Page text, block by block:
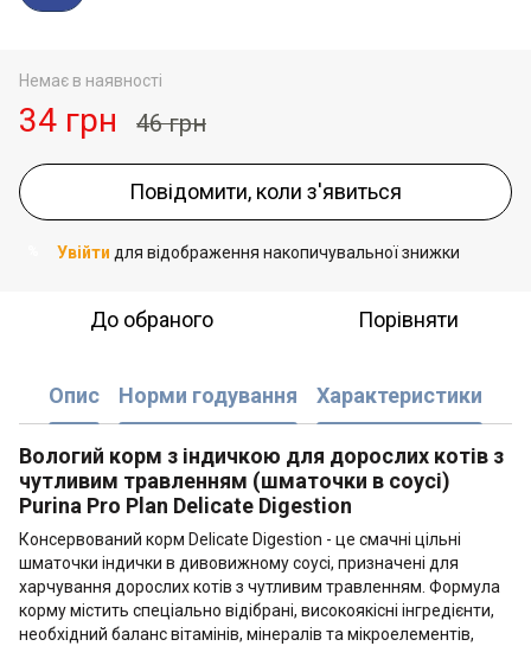
Немає в наявності
34 грн 46 грн
Повідомити, коли з'явиться
Увійти для відображення накопичувальної знижки
До обраного Порівняти
Опис Норми годування Характеристики
Вологий корм з індичкою для дорослих котів з
чутливим травленням (шматочки в соусі)
Purina Pro Plan Delicate Digestion
Консервований корм Delicate Digestion - це смачні цільні
шматочки індички в дивовижному соусі, призначені для
харчування дорослих котів з чутливим травленням. Формула
корму містить спеціально відібрані, високоякісні інгредієнти,
необхідний баланс вітамінів, мінералів та мікроелементів,